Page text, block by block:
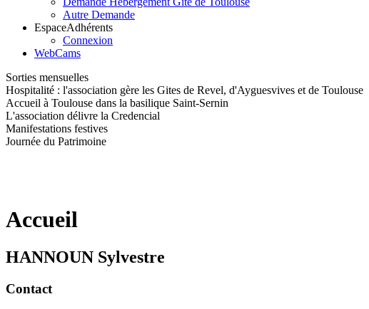
Autre Demande
EspaceAdhérents
Connexion
WebCams
Sorties mensuelles
Hospitalité : l'association gère les Gites de Revel, d'Ayguesvives et de Toulouse
Accueil à Toulouse dans la basilique Saint-Sernin
L'association délivre la Credencial
Manifestations festives
Journée du Patrimoine
Accueil
HANNOUN Sylvestre
Contact